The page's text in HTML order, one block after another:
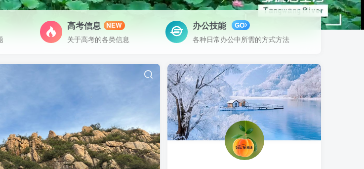
高考信息 NEW
关于高考的各类信息
办公技能 GO
各种日常办公中所需的方式方法